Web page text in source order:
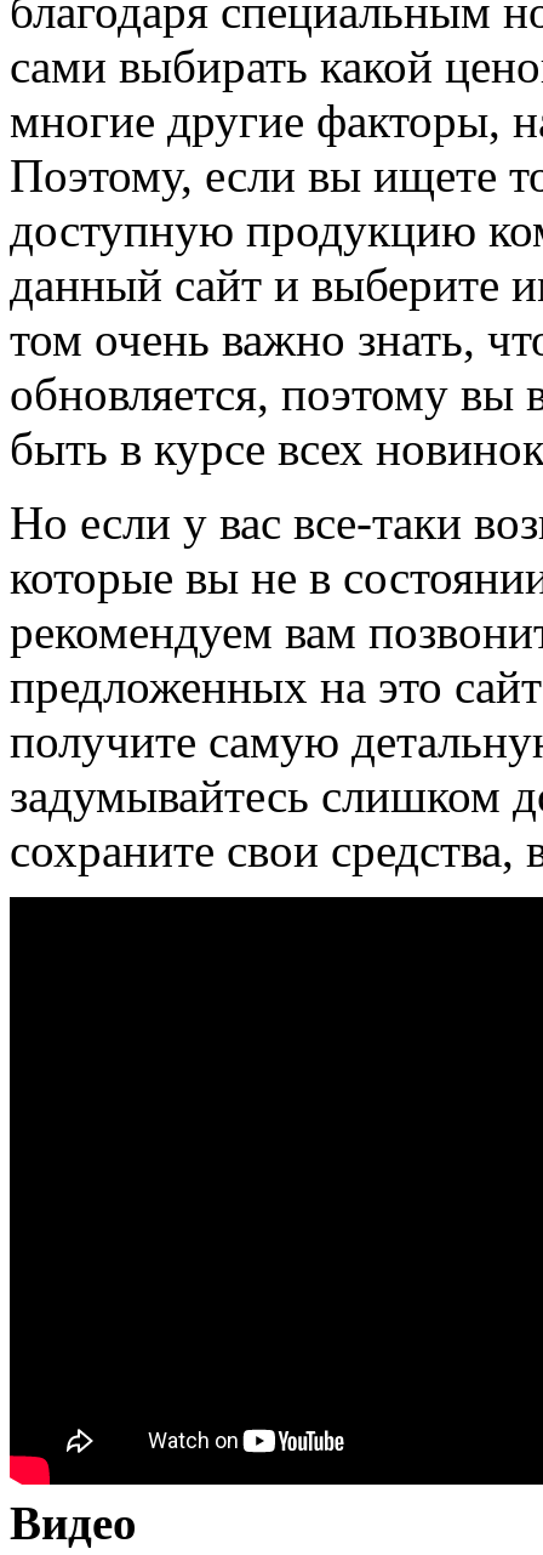
благодаря специальным
сами выбирать какой
многие другие факторы,
Поэтому, если вы ищете
доступную продукцию
данный сайт и выберите
том очень важно знать,
обновляется, поэтому вы
быть в курсе всех
Но если у вас все-таки
которые вы не в
рекомендуем вам
предложенных на это
получите самую
задумывайтесь слишком
сохраните свои
Видео